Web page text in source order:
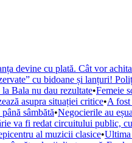
devine cu plată. Cât vor
cu bidoane și lanțuri!
Bala nu dau rezultate•Femeie
asupra situației critice•A fost
sâmbătă•Negocierile au
va fi redat circuitului public,
al muzicii clasice•Ultima